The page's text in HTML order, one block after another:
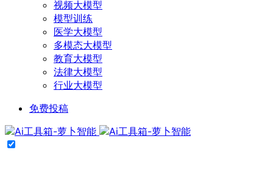
视频大模型
模型训练
医学大模型
多模态大模型
教育大模型
法律大模型
行业大模型
免费投稿